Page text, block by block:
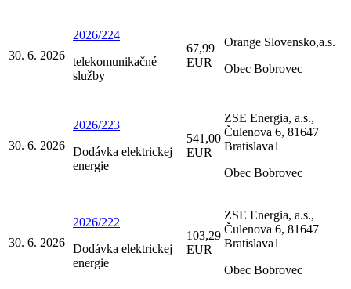
30. 6. 2026
2026/224
telekomunikačné
služby
67,99
EUR
Orange Slovensko,a.s.
Obec Bobrovec
30. 6. 2026
2026/223
Dodávka elektrickej
energie
541,00
EUR
ZSE Energia, a.s.,
Čulenova 6, 81647
Bratislava1
Obec Bobrovec
30. 6. 2026
2026/222
Dodávka elektrickej
energie
103,29
EUR
ZSE Energia, a.s.,
Čulenova 6, 81647
Bratislava1
Obec Bobrovec